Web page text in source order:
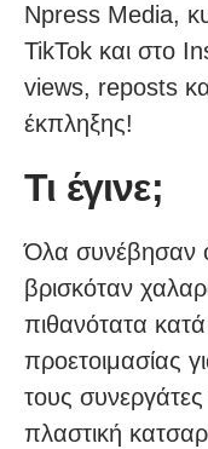
Npress Media,
TikTok και στο
views, reposts
έκπληξης!
Τι έγινε;
Όλα συνέβησαν
βρισκόταν
πιθανότατα κατά
προετοιμασίας
τους
πλαστική